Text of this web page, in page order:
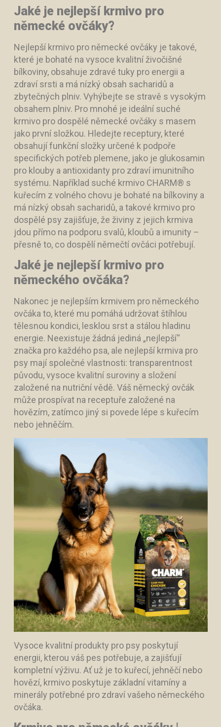
Jaké je nejlepší krmivo pro
německé ovčáky?
Nejlepší krmivo pro německé ovčáky je takové,
které je bohaté na vysoce kvalitní živočišné
bílkoviny, obsahuje zdravé tuky pro energii a
zdraví srsti a má nízký obsah sacharidů a
zbytečných plniv. Vyhýbejte se stravě s vysokým
obsahem plniv. Pro mnohé je ideální suché
krmivo pro dospělé německé ovčáky s masem
jako první složkou. Hledejte receptury, které
obsahují funkční složky určené k podpoře
specifických potřeb plemene, jako je glukosamin
pro klouby a antioxidanty pro zdraví imunitního
systému. Například suché krmivo CHARM® s
kuřecím z volného chovu je bohaté na bílkoviny a
má nízký obsah sacharidů, a takové krmivo pro
dospělé psy zajišťuje, že živiny z jejich krmiva
jdou přímo na podporu svalů, kloubů a imunity –
přesně to, co dospělí němečtí ovčáci potřebují.
Jaké je nejlepší krmivo pro
německého ovčáka?
Nakonec je nejlepším krmivem pro německého
ovčáka to, které mu pomáhá udržovat štíhlou
tělesnou kondici, lesklou srst a stálou hladinu
energie. Neexistuje žádná jediná „nejlepší“
značka pro každého psa, ale nejlepší krmiva pro
psy mají společné vlastnosti: transparentnost
původu, vysoce kvalitní suroviny a složení
založené na nutriční vědě. Váš německý ovčák
může prospívat na receptuře založené na
hovězím, zatímco jiný si povede lépe s kuřecím
nebo jehněčím.
Vysoce kvalitní produkty pro psy poskytují
energii, kterou váš pes potřebuje, a zajišťují
kompletní výživu. Ať už je to kuřecí, jehněčí nebo
hovězí, krmivo poskytuje základní vitamíny a
minerály potřebné pro zdraví vašeho německého
ovčáka.